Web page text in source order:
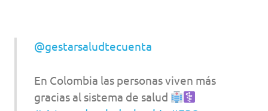
@gestarsaludtecuenta
En Colombia las personas viven más
gracias al sistema de salud